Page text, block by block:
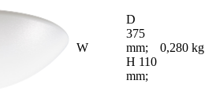
W
D
375
mm;
H 110
mm;
0,280 kg